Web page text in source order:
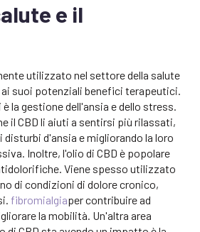
e il
utilizzato nel settore della salute
ai suoi potenziali benefici terapeutici.
la gestione dell'ansia e dello stress.
il CBD li aiuti a sentirsi più rilassati,
d'ansia e migliorando la loro
Inoltre, l'olio di CBD è popolare
Viene spesso utilizzato
di condizioni di dolore cronico,
fibromialgiaper contribuire ad
la mobilità. Un'altra area